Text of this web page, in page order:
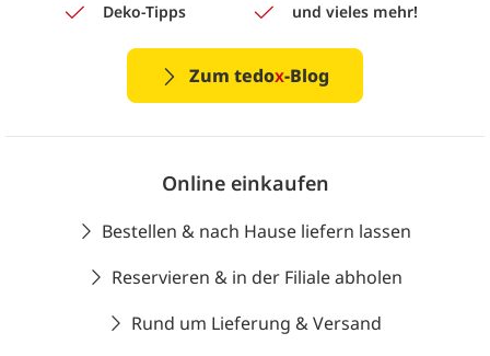
Deko-Tipps
und vieles mehr!
Zum tedox-Blog
Online einkaufen
Bestellen & nach Hause liefern lassen
Reservieren & in der Filiale abholen
Rund um Lieferung & Versand